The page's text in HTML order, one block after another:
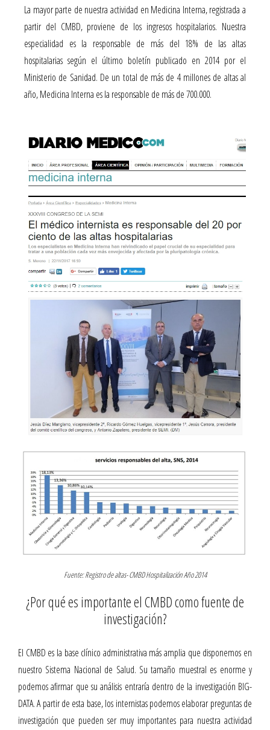
La mayor parte de nuestra actividad en Medicina Interna, registrada a
partir del CMBD, proviene de los ingresos hospitalarios. Nuestra
especialidad es la responsable de más del 18% de las altas
hospitalarias según el último boletín publicado en 2014 por el
Ministerio de Sanidad. De un total de más de 4 millones de altas al
año, Medicina Interna es la responsable de más de 700.000.
Fuente: Registro de altas- CMBD Hospitalización Año 2014
¿Por qué es importante el CMBD como fuente de
investigación?
El CMBD es la base clínico administrativa más amplia que disponemos en
nuestro Sistema Nacional de Salud. Su tamaño muestral es enorme y
podemos afirmar que su análisis entraría dentro de la investigación BIG-
DATA. A partir de esta base, los internistas podemos elaborar preguntas de
investigación que pueden ser muy importantes para nuestra actividad